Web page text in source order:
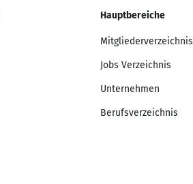
Hauptbereiche
Mitgliederverzeichnis
Jobs Verzeichnis
Unternehmen
Berufsverzeichnis